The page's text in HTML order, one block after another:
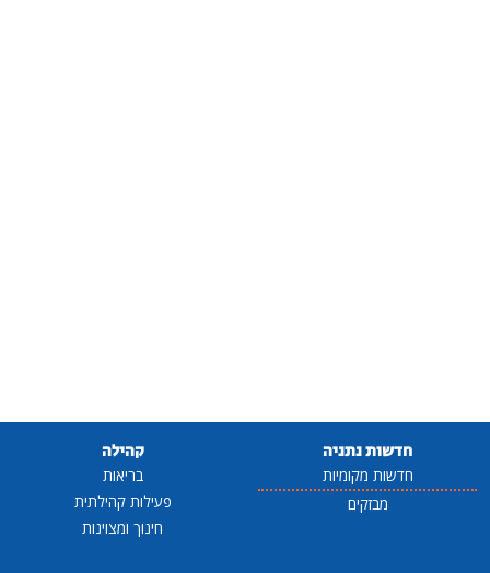
חדשות נתניה
חדשות מקומיות
מבזקים
קהילה
בריאות
פעילות קהילתית
חינוך ומצוינות